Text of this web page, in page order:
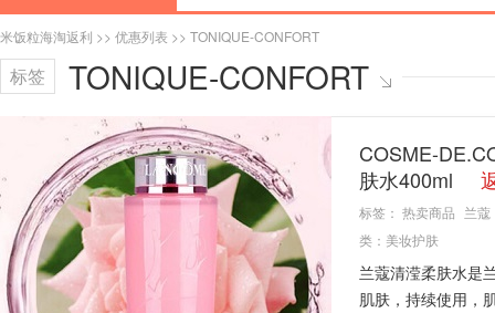
米饭粒海淘返利 >> 优惠列表 >> TONIQUE-CONFORT
标签 TONIQUE-CONFORT
COSME-
肤水400ml
标签： 热卖商品 兰蔻
类： 美妆护肤
兰蔻清滢柔肤水是
肌肤，持续使用，